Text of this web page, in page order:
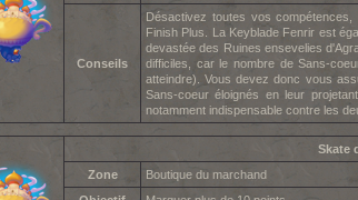
Conseils
Désactivez toutes vos
Finish Plus. La Keyblade Fenrir est
devastée des Ruines ensevelies
difficiles, car le nombre de Sans-
atteindre). Vous devez donc vous
Sans-coeur éloignés en leur
notamment indispensable contre les
Skate
Zone
Boutique du marchand